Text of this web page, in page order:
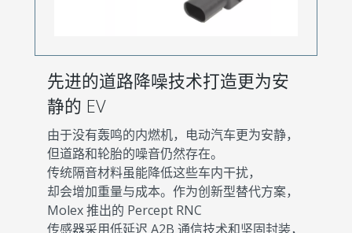
先进的道路降噪技术打造更为安
静的 EV
由于没有轰鸣的内燃机，电动汽车更为安静，
但道路和轮胎的噪音仍然存在。
传统隔音材料虽能降低这些车内干扰，
却会增加重量与成本。作为创新型替代方案，
Molex 推出的 Percept RNC
传感器采用低延迟 A2B 通信技术和坚固封装，